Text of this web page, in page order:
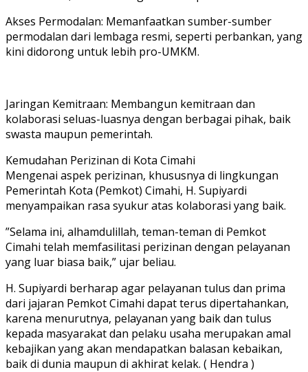
​Akses Permodalan: Memanfaatkan sumber-sumber
permodalan dari lembaga resmi, seperti perbankan, yang
kini didorong untuk lebih pro-UMKM.
​Jaringan Kemitraan: Membangun kemitraan dan
kolaborasi seluas-luasnya dengan berbagai pihak, baik
swasta maupun pemerintah.
​Kemudahan Perizinan di Kota Cimahi
​Mengenai aspek perizinan, khususnya di lingkungan
Pemerintah Kota (Pemkot) Cimahi, H. Supiyardi
menyampaikan rasa syukur atas kolaborasi yang baik.
​”Selama ini, alhamdulillah, teman-teman di Pemkot
Cimahi telah memfasilitasi perizinan dengan pelayanan
yang luar biasa baik,” ujar beliau.
​H. Supiyardi berharap agar pelayanan tulus dan prima
dari jajaran Pemkot Cimahi dapat terus dipertahankan,
karena menurutnya, pelayanan yang baik dan tulus
kepada masyarakat dan pelaku usaha merupakan amal
kebajikan yang akan mendapatkan balasan kebaikan,
baik di dunia maupun di akhirat kelak. ( Hendra )